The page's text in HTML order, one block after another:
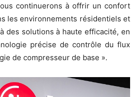
continuerons à offrir un confort
les environnements résidentiels et
des solutions à haute efficacité, en
précise de contrôle du flux
de compresseur de base ».